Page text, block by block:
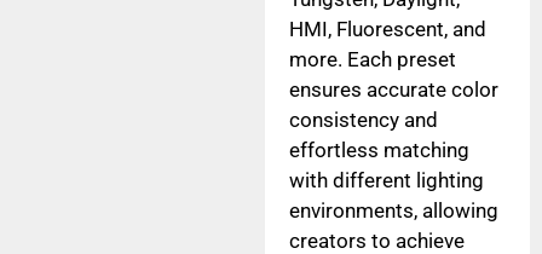
HMI, Fluorescent, and
more. Each preset
ensures accurate color
consistency and
effortless matching
with different lighting
environments, allowing
creators to achieve